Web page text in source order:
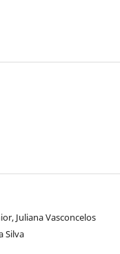
Juliana Vasconcelos
Silva